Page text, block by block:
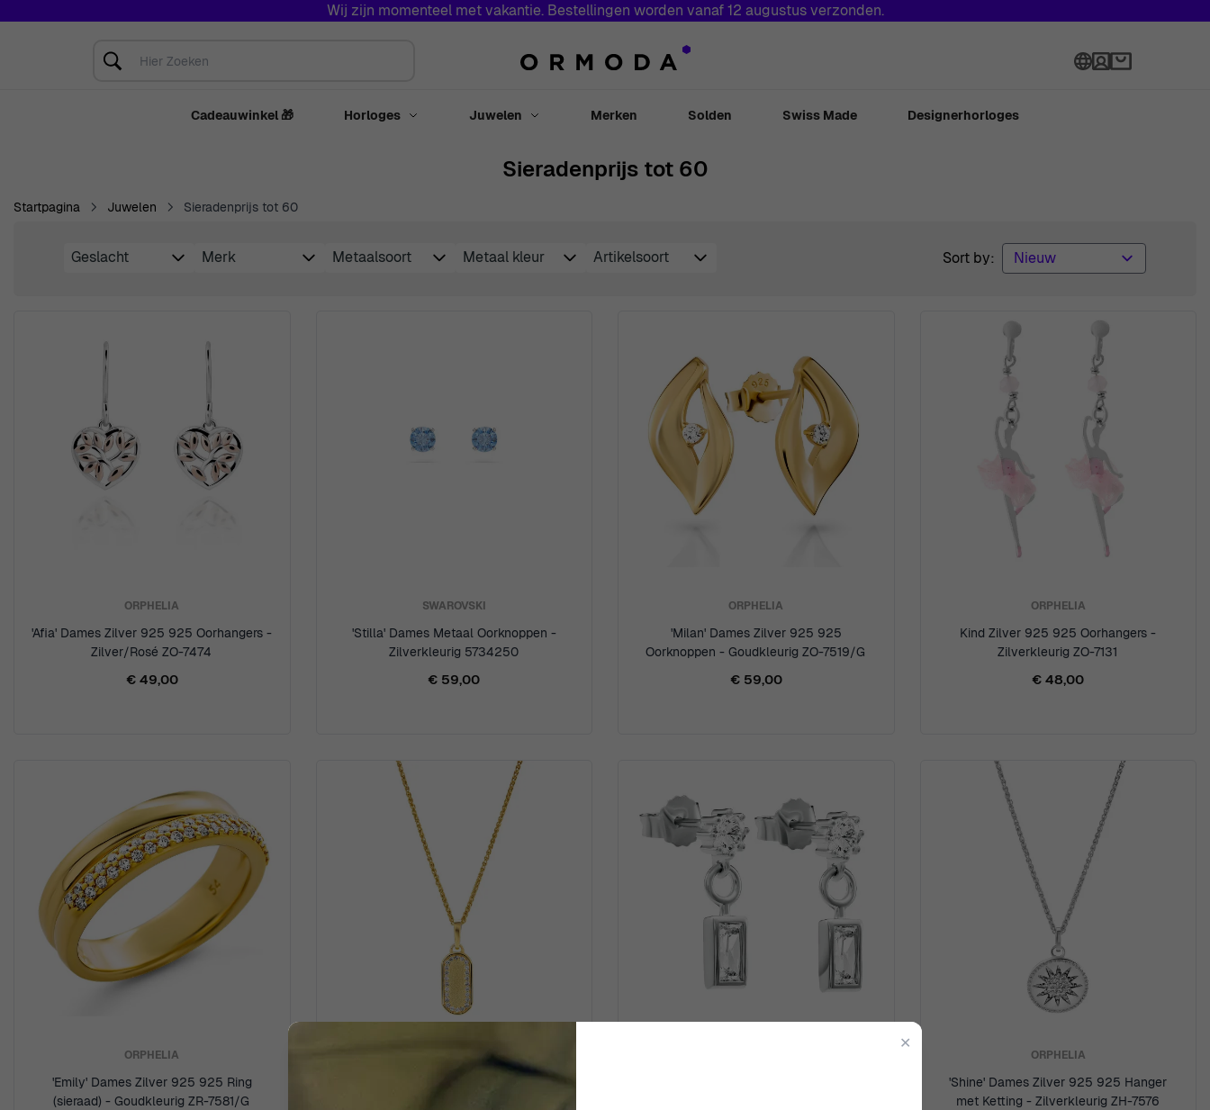
Wij zijn momenteel met vakantie. Bestellingen worden vanaf 12 augustus verzonden.
Language
Cadeauwinkel 🎁 Horloges Toggle submenu for Horloges
Juwelen Toggle submenu for Juwelen
Merken Solden Swiss Made Designerhorloges
Sieradenprijs tot 60
Startpagina Juwelen Sieradenprijs tot 60
Skip to product list
Geslacht
Merk
Metaalsoort
Metaal kleur
Artikelsoort
Sort by:
ORPHELIA
'Afia' Dames Zilver 925 925 Oorhangers -
Zilver/Rosé ZO-7474
€ 49,00
SWAROVSKI
'Stilla' Dames Metaal Oorknoppen -
Zilverkleurig 5734250
€ 59,00
ORPHELIA
'Milan' Dames Zilver 925 925
Oorknoppen - Goudkleurig ZO-7519/G
€ 59,00
ORPHELIA
Kind Zilver 925 925 Oorhangers -
Zilverkleurig ZO-7131
€ 48,00
ORPHELIA
'Emily' Dames Zilver 925 925 Ring
(sieraad) - Goudkleurig ZR-7581/G
'Malaga' Dames Zilver 925 925 Hanger
ORPHELIA
'Shine' Dames Zilver 925 925 Hanger
met Ketting - Zilverkleurig ZH-7576
✕